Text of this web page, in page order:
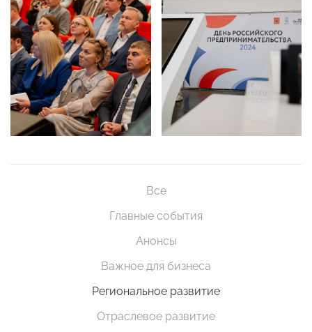
Все
Главные события
Анонсы
Важное для бизнеса
Региональное развитие
Отраслевое развитие